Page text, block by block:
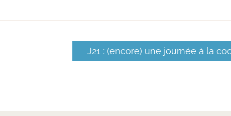
J21 : (encore) une journée à la